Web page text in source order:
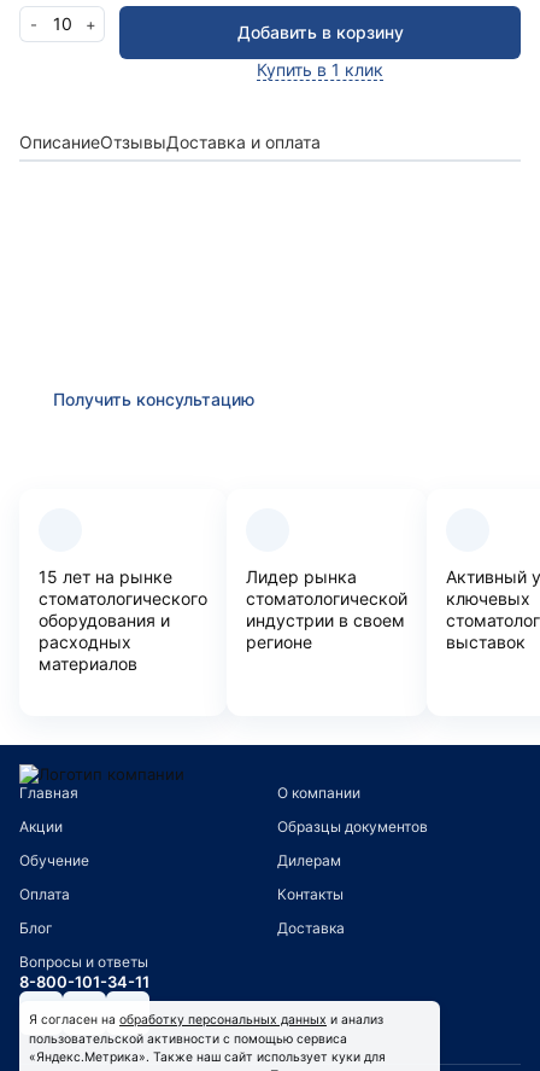
- 10 +
Добавить в корзину
Купить в 1 клик
ОписаниеОтзывыДоставка и оплата
Получить консультацию
15 лет на рынке
стоматологического
оборудования и
расходных
материалов
Лидер рынка
стоматологической
индустрии в своем
регионе
Активный
ключевых
выставок
Главная
О компании
Акции
Образцы документов
Обучение
Дилерам
Оплата
Контакты
Блог
Доставка
Вопросы и ответы
8-800-101-34-11
Я согласен на обработку персональных данных и анализ
пользовательской активности с помощью сервиса
«Яндекс.Метрика». Также наш сайт использует куки для